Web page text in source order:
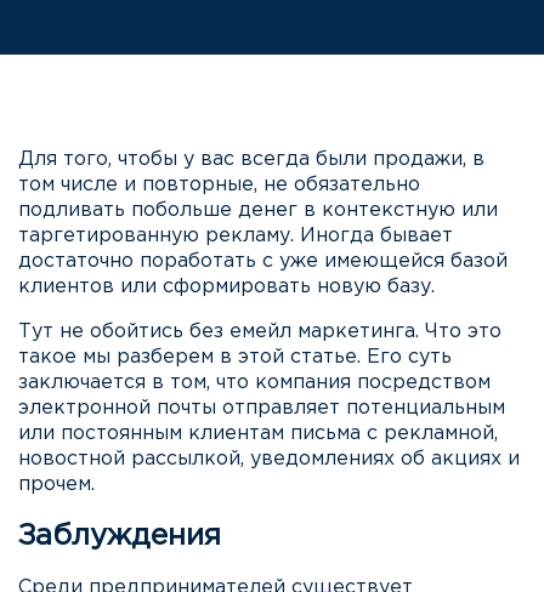
Для того, чтобы у вас всегда были продажи, в
том числе и повторные, не обязательно
подливать побольше денег в контекстную или
таргетированную рекламу. Иногда бывает
достаточно поработать с уже имеющейся базой
клиентов или сформировать новую базу.
Тут не обойтись без емейл маркетинга. Что это
такое мы разберем в этой статье. Его суть
заключается в том, что компания посредством
электронной почты отправляет потенциальным
или постоянным клиентам письма с рекламной,
новостной рассылкой, уведомлениях об акциях и
прочем.
Заблуждения
Среди предпринимателей существует